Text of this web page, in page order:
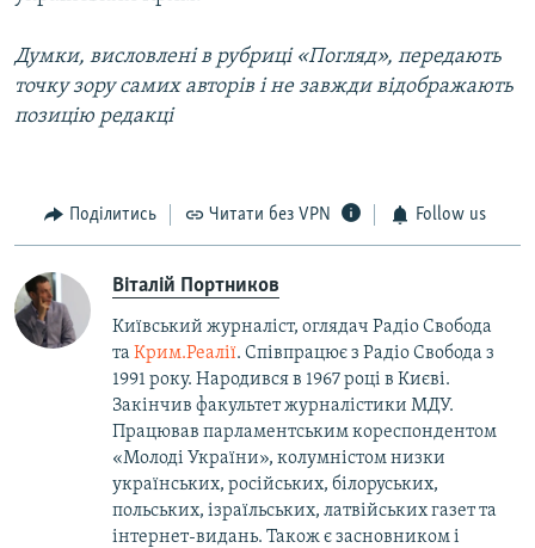
Думки, висловлені в рубриці «Погляд», передають
точку зору самих авторів і не завжди відображають
позицію редакці
Поділитись Читати без VPN Follow us
Віталій Портников
Київський журналіст, оглядач Радіо Свобода
та Крим.Реалії. Співпрацює з Радіо Свобода з
1991 року. Народився в 1967 році в Києві.
Закінчив факультет журналістики МДУ.
Працював парламентським кореспондентом
«Молоді України», колумністом низки
українських, російських, білоруських,
польських, ізраїльських, латвійських газет та
інтернет-видань. Також є засновником і